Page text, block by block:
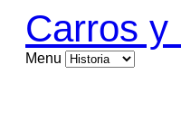
Carros y
Menu